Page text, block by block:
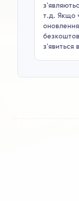
т.д. Якщо
з'явиться